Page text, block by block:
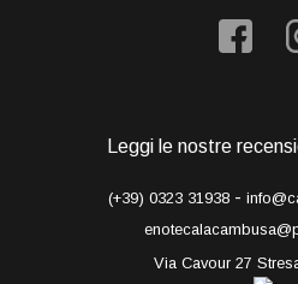
Leggi le nostre
(+39) 0323 31938 -
Via Cavour 27